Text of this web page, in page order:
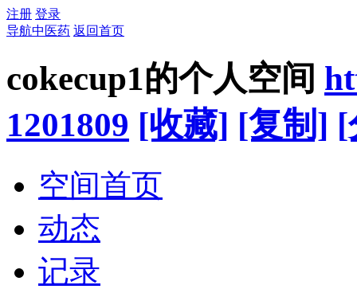
注册 登录
导航中医药 返回首页
cokecup1的个人空间
1201809 [收藏] [复制] [
空间首页
动态
记录